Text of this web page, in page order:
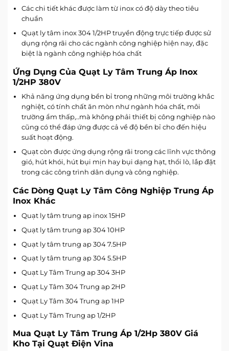
Các chi tiết khác được làm từ inox có độ dày theo tiêu
chuẩn
Quạt ly tâm inox 304 1/2HP truyền động trực tiếp được sử
dụng rộng rãi cho các ngành công nghiệp hiện nay, đặc
biệt là ngành công nghiệp hóa chất
Ứng Dụng Của Quạt Ly Tâm Trung Áp Inox
1/2HP 380V
Khả năng ứng dụng bền bỉ trong những môi trường khắc
nghiệt, có tính chất ăn mòn như ngành hóa chất, môi
trường ẩm thấp,..mà không phải thiết bị công nghiệp nào
cũng có thể đáp ứng được cả về độ bền bỉ cho đến hiệu
suất hoạt động.
Quạt còn được ứng dụng rộng rãi trong các lĩnh vực thông
gió, hút khói, hút bụi mịn hay bụi dạng hạt, thổi lò, lắp đặt
trong các công trình dân dụng và công nghiệp.
Các Dòng Quạt Ly Tâm Công Nghiệp Trung Áp
Inox Khác
Quạt ly tâm trung ap inox 15HP
Quạt ly tâm trung ap 304 10HP
Quạt ly tâm trung ap 304 7.5HP
Quạt ly tâm trung ap 304 5.5HP
Quạt Ly Tâm Trung ap 304 3HP
Quạt Ly Tâm 304 Trung ap 2HP
Quạt Ly Tâm 304 Trung ap 1HP
Quạt Ly Tâm Trung ap 1/2HP
Mua Quạt Ly Tâm Trung Áp 1/2Hp 380V Giá
Kho Tại Quạt Điện Vina